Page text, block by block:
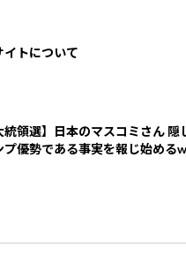
イトについて
統領選】日本のマスコミさん 隠
プ優勢である事実を報じ始める